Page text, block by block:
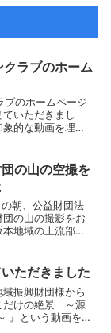
ラブのホーム
ブのホームページ
いただきまし
的な動画を埋め
の山の空撮を
朝、公益財団法
の山の撮影をお
地域の上流部、
ただきました
振興財団様から
だけの絶景 ～源
』という動画を作